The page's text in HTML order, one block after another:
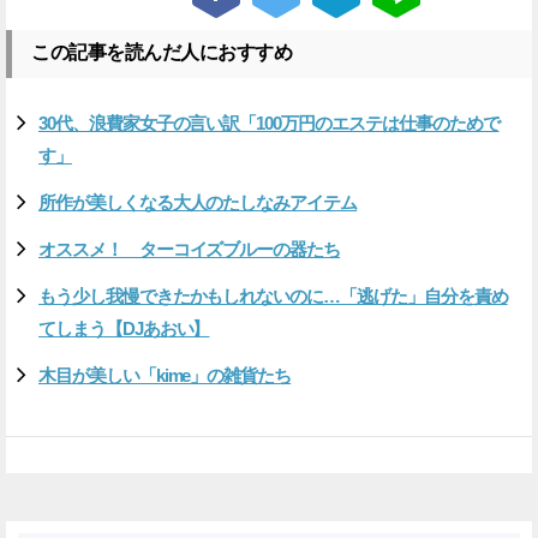
この記事を読んだ人におすすめ
30代、浪費家女子の言い訳「100万円のエステは仕事のためで
す」
所作が美しくなる大人のたしなみアイテム
オススメ！ ターコイズブルーの器たち
もう少し我慢できたかもしれないのに…「逃げた」自分を責め
てしまう【DJあおい】
木目が美しい「kime」の雑貨たち